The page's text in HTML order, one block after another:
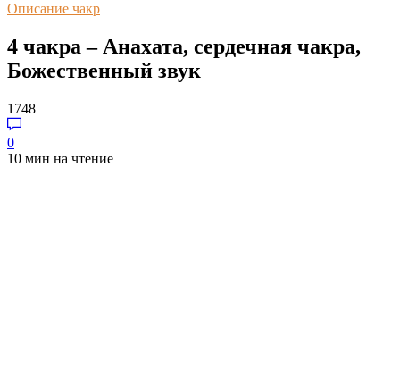
Описание чакр
4 чакра – Анахата, сердечная чакра,
Божественный звук
1748
0
10 мин на чтение